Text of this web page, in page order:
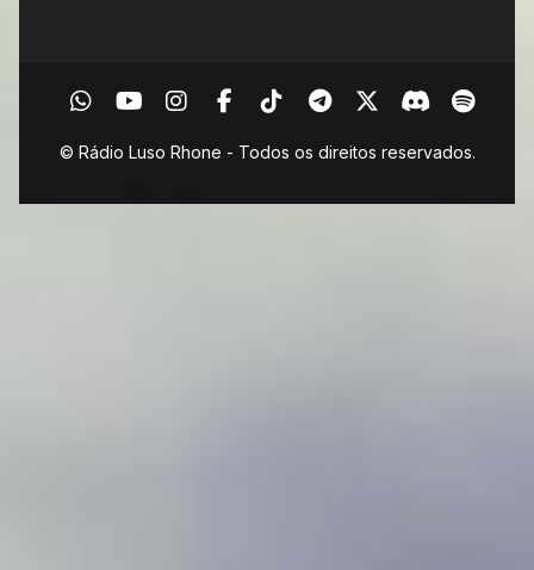
© Rádio Luso Rhone - Todos os direitos reservados.